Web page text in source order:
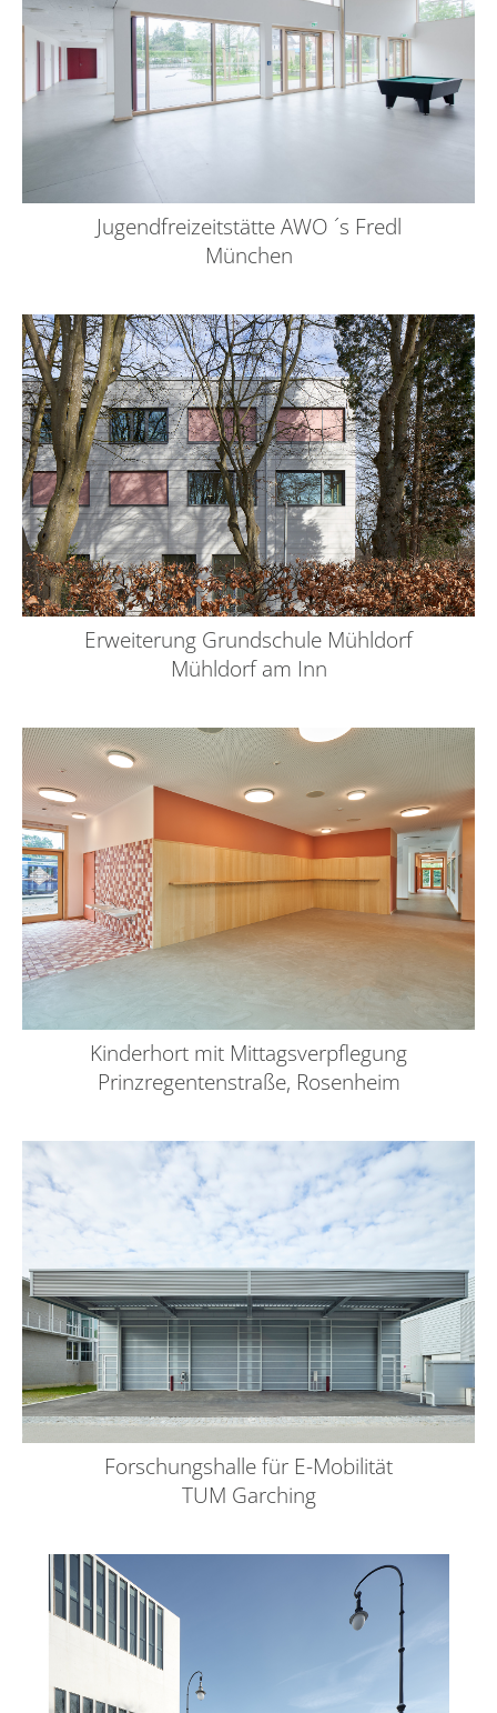
Jugendfreizeitstätte AWO ´s Fredl
München
Erweiterung Grundschule Mühldorf
Mühldorf am Inn
Kinderhort mit Mittagsverpflegung
Prinzregentenstraße, Rosenheim
Forschungshalle für E-Mobilität
TUM Garching